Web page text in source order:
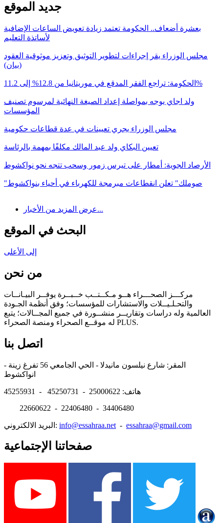
جديد الموقع
بعشرة أضعاف.. الحكومة تعتمد زيادة تعويض الساعات الإضافية
لأساتذة التعليم
مجلس الوزراء يقر إجراءات لتطوير التوثيق وتعزيز موثوقية العقود
(بيان)
الحكومة: تراجع الفقر المدقع في موريتانيا من 12.8% إلى 11.2%
ولد اجاي يوجه بمواصلة إعداد الصيغة النهائية لمرسوم تصنيف
المؤسسات
مجلس الوزراء يجري تعيينات في عدة قطاعات حكومية
تعيين البكاي ولد عبد المالك مكلفًا بمهمة بالرئاسة
الأرصاد الجوية: أمطار على تيرس زمور وسحب تتجه نحو نواكشوط
"صوملك" تعلن انقطاعات مبرمجة للكهرباء في أحياء بنواكشوط
عرض المزيد من الأخبار...
البحث في الموقع
إلى الأعلى
من نحن
مركـــز الصحـــراء هــو مـكــتــب خــبــرة يوفــر البيـانــات
والتحـلـيــلات والاستشارات للمؤسسات؛ وفق أنظمة الجـودة
العالمية وله دراسات وتقاريــر منشــورة في جميع المجــالات؛ يتبع
له موقــع الصحراء ومنصة الصحراء PLUS.
اتصل بنا
المقر: شارع نيلسون مانيدلا - الحي الجامعي 56 تفرغ زينة -
هاتف: 25000622 - 45250731 - 45255931
22660622 - 22406480 - 34406480
البريد الالكتروني: info@essahraa.net - essahraa@gmail.com
صفحاتنا الإجتماعية